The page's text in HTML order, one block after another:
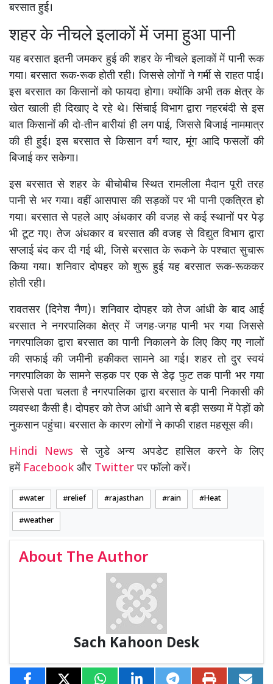
बरसात हुई।
शहर के नीचले इलाकों में जमा हुआ पानी
यह बरसात इतनी जमकर हुई की शहर के नीचले इलाकों में पानी रूक
गया। बरसात रूक-रूक होती रही। जिससे लोगों ने गर्मी से राहत पाई।
इस बरसात का किसानों को फायदा होगा। क्योंकि अभी तक क्षेत्र के
खेत खाली ही दिखाए दे रहे थे। सिंचाई विभाग द्वारा नहरबंदी से इस
बात किसानों की दो-तीन बारीयां ही लग पाई, जिससे बिजाई नाममात्र
की ही हुई। इस बरसात से किसान वर्ग ग्वार, मूंग आदि फसलों की
बिजाई कर सकेगा।
इस बरसात से शहर के बीचोबीच स्थित रामलीला मैदान पूरी तरह
पानी से भर गया। वहीं आसपास की सड़कों पर भी पानी एकत्रित हो
गया। बरसात से पहले आए अंधकार की वजह से कई स्थानों पर पेड़
भी टूट गए। तेज अंधकार व बरसात की वजह से विद्युत विभाग द्वारा
सप्लाई बंद कर दी गई थी, जिसे बरसात के रूकने के पश्चात सुचारू
किया गया। शनिवार दोपहर को शुरू हुई यह बरसात रूक-रूककर
होती रही।
रावतसर (दिनेश नैण)। शनिवार दोपहर को तेज आंधी के बाद आई
बरसात ने नगरपालिका क्षेत्र में जगह-जगह पानी भर गया जिससे
नगरपालिका द्वारा बरसात का पानी निकालने के लिए किए गए नालों
की सफाई की जमीनी हकीकत सामने आ गई। शहर तो दुर स्वयं
नगरपालिका के सामने सड़क पर एक से डेढ़ फुट तक पानी भर गया
जिससे पता चलता है नगरपालिका द्वारा बरसात के पानी निकासी की
व्यवस्था कैसी है। दोपहर को तेज आंधी आने से बड़ी सख्या में पेड़ों को
नुकसान पहुंचा। बरसात के कारण लोगों ने काफी राहत महसूस की।
Hindi Newsसे जुडे अन्य अपडेट हासिल करने के लिए
हमें Facebook और Twitterपर फॉलो करें।
water relief rajasthan rain Heat
weather
About The Author
Sach Kahoon Desk